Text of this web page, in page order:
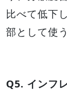
比べて低下
部として使
Q5. インフ